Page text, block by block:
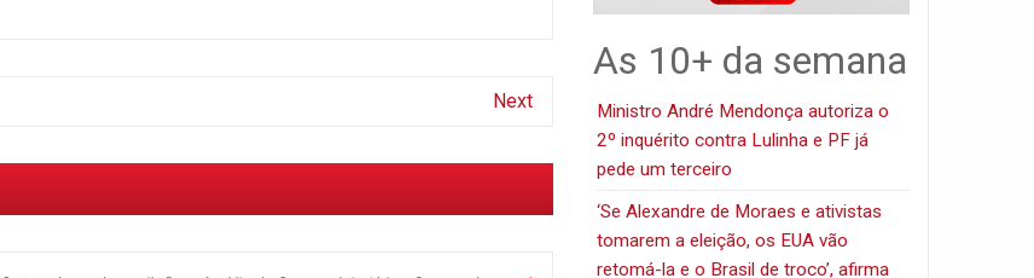
Next
As 10+ da semana
Ministro André Mendonça autoriza o
2º inquérito contra Lulinha e PF já
pede um terceiro
‘Se Alexandre de Moraes e ativistas
tomarem a eleição, os EUA vão
retomá-la e o Brasil de troco’, afirma